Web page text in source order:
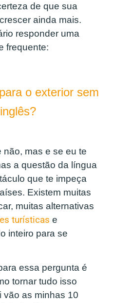
de que sua
ainda mais.
responder uma
frequente:
o exterior sem
não, mas e se eu te
a questão da língua
que te impeça
Existem muitas
muitas alternativas
turísticas e
inteiro para se
essa pergunta é
tornar tudo isso
vão as minhas 10